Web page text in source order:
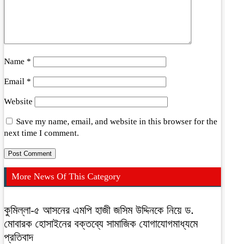
Name *
Email *
Website
Save my name, email, and website in this browser for the
next time I comment.
More News Of This Category
কুমিল্লা-৫ আসনের এমপি হাজী জসিম উদ্দিনকে নিয়ে ড.
মোবারক হোসাইনের বক্তব্যে সামাজিক যোগাযোগমাধ্যমে
প্রতিবাদ